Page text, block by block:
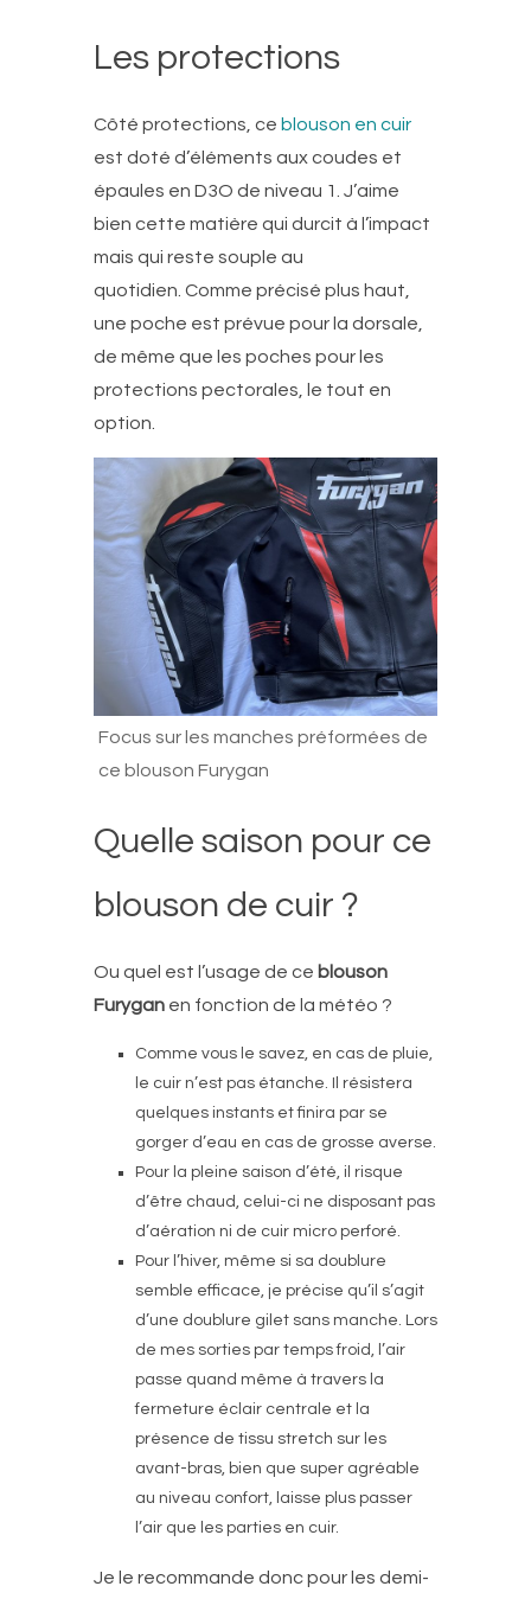
Les protections
Côté protections, ce blouson en cuir
est doté d’éléments aux coudes et
épaules en D3O de niveau 1. J’aime
bien cette matière qui durcit à l’impact
mais qui reste souple au
quotidien. Comme précisé plus haut,
une poche est prévue pour la dorsale,
de même que les poches pour les
protections pectorales, le tout en
option.
Focus sur les manches préformées de
ce blouson Furygan
Quelle saison pour ce
blouson de cuir ?
Ou quel est l’usage de ce blouson
Furygan en fonction de la météo ?
Comme vous le savez, en cas de pluie,
le cuir n’est pas étanche. Il résistera
quelques instants et finira par se
gorger d’eau en cas de grosse averse.
Pour la pleine saison d’été, il risque
d’être chaud, celui-ci ne disposant pas
d’aération ni de cuir micro perforé.
Pour l’hiver, même si sa doublure
semble efficace, je précise qu’il s’agit
d’une doublure gilet sans manche. Lors
de mes sorties par temps froid, l’air
passe quand même à travers la
fermeture éclair centrale et la
présence de tissu stretch sur les
avant-bras, bien que super agréable
au niveau confort, laisse plus passer
l’air que les parties en cuir.
Je le recommande donc pour les demi-